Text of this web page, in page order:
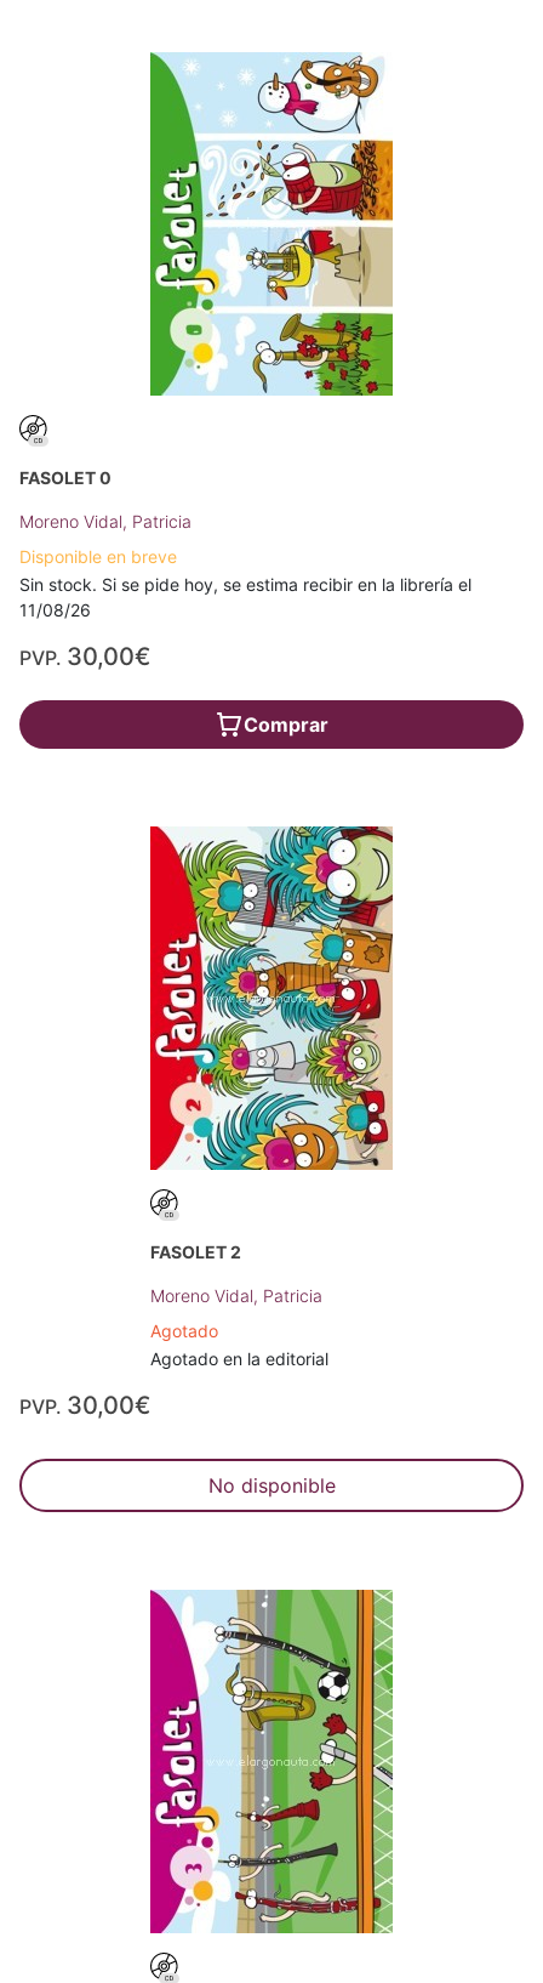
FASOLET 0
Moreno Vidal, Patricia
Disponible en breve
Sin stock. Si se pide hoy, se estima recibir en la librería el
11/08/26
PVP. 30,00€
Comprar
FASOLET 2
Moreno Vidal, Patricia
Agotado
Agotado en la editorial
PVP. 30,00€
No disponible